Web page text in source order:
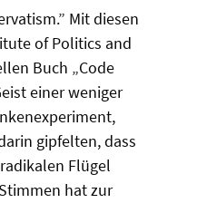
Mit diesen
of Politics and
Buch „Code
einer weniger
gipfelten, dass
Flügel
hat zur